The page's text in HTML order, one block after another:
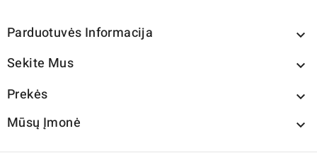
Parduotuvės Informacija 
Sekite Mus 
Prekės 
Mūsų Įmonė 